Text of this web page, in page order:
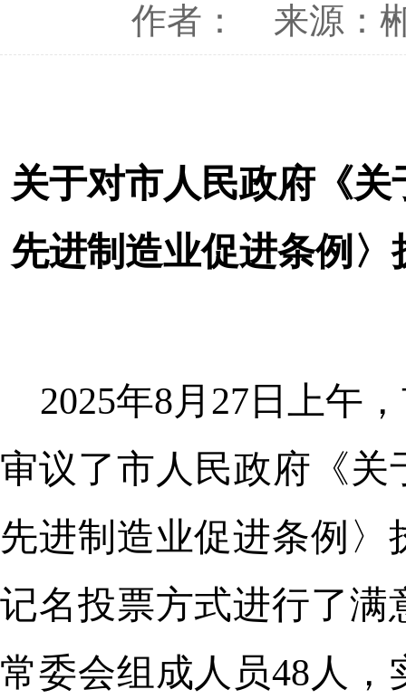
作者： 来源：
关于对市人民政府《
先进制造业促进条例
2025年8月27日上午
审议了市人民政府《关
先进制造业促进条例
记名投票方式进行了满
常委会组成人员48人